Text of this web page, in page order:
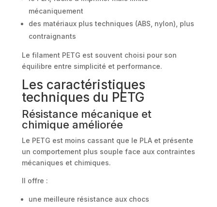
mécaniquement
des matériaux plus techniques (ABS, nylon), plus
contraignants
Le filament PETG est souvent choisi pour son
équilibre entre simplicité et performance.
Les caractéristiques
techniques du PETG
Résistance mécanique et
chimique améliorée
Le PETG est moins cassant que le PLA et présente
un comportement plus souple face aux contraintes
mécaniques et chimiques.
Il offre :
une meilleure résistance aux chocs